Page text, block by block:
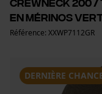
DERNIÈRE
en mérinos
Référence: XXWP7112GR